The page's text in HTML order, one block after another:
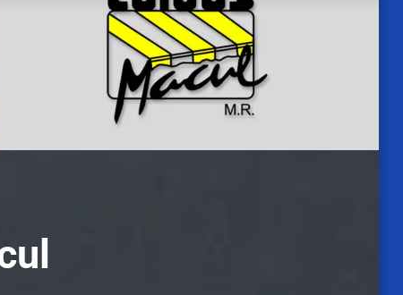
VER MAS